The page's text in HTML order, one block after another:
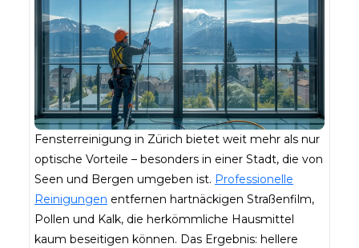
Fensterreinigung in Zürich bietet weit mehr als nur
optische Vorteile – besonders in einer Stadt, die von
Seen und Bergen umgeben ist. Professionelle
Reinigungen entfernen hartnäckigen Straßenfilm,
Pollen und Kalk, die herkömmliche Hausmittel
kaum beseitigen können. Das Ergebnis: hellere